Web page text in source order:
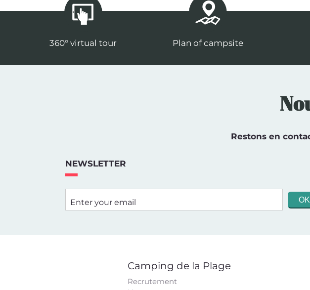
360° virtual tour Plan of campsite
Restons en
NEWSLETTER
Enter your email
Camping de la Plage
Recrutement